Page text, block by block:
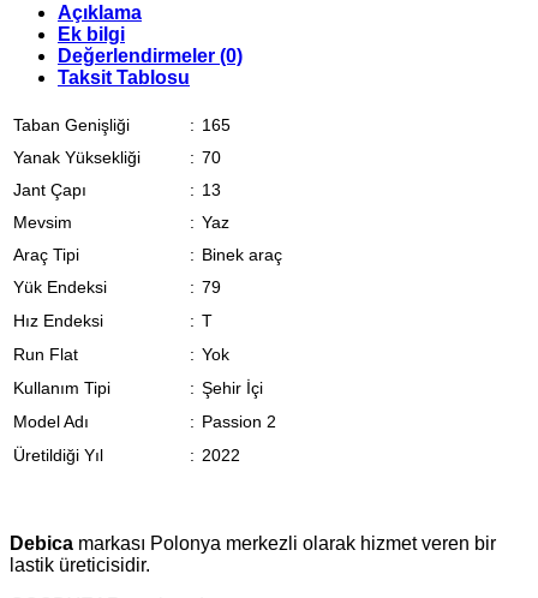
Açıklama
Ek bilgi
Değerlendirmeler (0)
Taksit Tablosu
Taban Genişliği : 165
Yanak Yüksekliği
: 70
Jant Çapı
: 13
Mevsim
: Yaz
Araç Tipi
: Binek araç
Yük Endeksi
: 79
Hız Endeksi
: T
Run Flat
: Yok
Kullanım Tipi
: Şehir İçi
Model Adı
: Passion 2
Üretildiği Yıl
: 2022
Debica markası Polonya merkezli olarak hizmet veren bir
lastik üreticisidir.